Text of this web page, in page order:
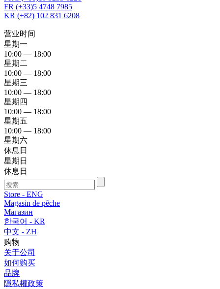
FR (+33)5 4748 7985
KR (+82) 102 831 6208
营业时间
星期一
10:00 — 18:00
星期二
10:00 — 18:00
星期三
10:00 — 18:00
星期四
10:00 — 18:00
星期五
10:00 — 18:00
星期六
休息日
星期日
休息日
Store - ENG
Magasin de pêche
Магазин
한국어 - KR
中文 - ZH
购物
关于公司
如何购买
品牌
隱私權政策